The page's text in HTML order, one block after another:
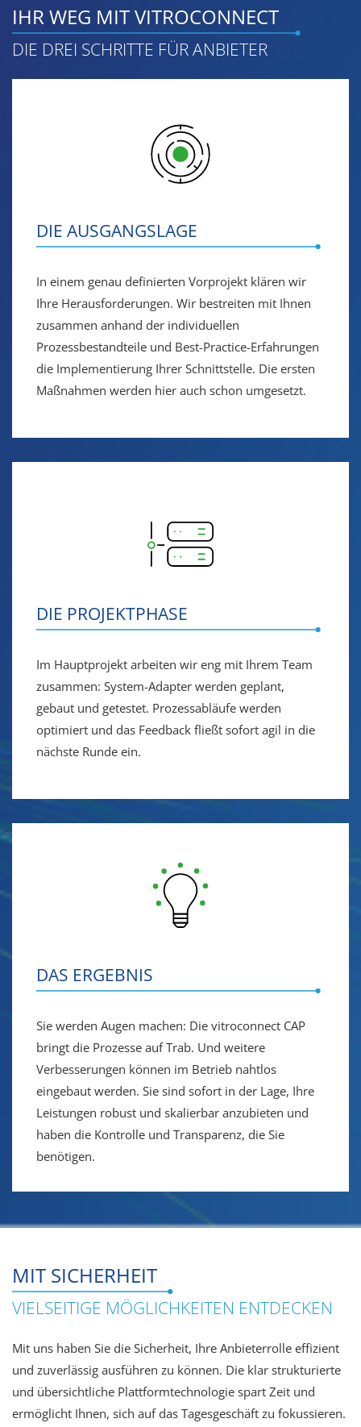
IHR WEG MIT VITROCONNECT
DIE DREI SCHRITTE FÜR ANBIETER
DIE AUSGANGSLAGE
In einem genau definierten Vorprojekt klären wir
Ihre Herausforderungen. Wir bestreiten mit Ihnen
zusammen anhand der individuellen
Prozessbestandteile und Best-Practice-Erfahrungen
die Implementierung Ihrer Schnittstelle. Die ersten
Maßnahmen werden hier auch schon umgesetzt.
DIE PROJEKTPHASE
Im Hauptprojekt arbeiten wir eng mit Ihrem Team
zusammen: System-Adapter werden geplant,
gebaut und getestet. Prozessabläufe werden
optimiert und das Feedback fließt sofort agil in die
nächste Runde ein.
DAS ERGEBNIS
Sie werden Augen machen: Die vitroconnect CAP
bringt die Prozesse auf Trab. Und weitere
Verbesserungen können im Betrieb nahtlos
eingebaut werden. Sie sind sofort in der Lage, Ihre
Leistungen robust und skalierbar anzubieten und
haben die Kontrolle und Transparenz, die Sie
benötigen.
MIT SICHERHEIT
VIELSEITIGE MÖGLICHKEITEN ENTDECKEN
Mit uns haben Sie die Sicherheit, Ihre Anbieterrolle effizient
und zuverlässig ausführen zu können. Die klar strukturierte
und übersichtliche Plattformtechnologie spart Zeit und
ermöglicht Ihnen, sich auf das Tagesgeschäft zu fokussieren.